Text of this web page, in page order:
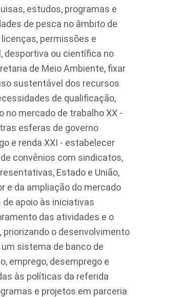
estudos, programas e
de pesca no âmbito de
permissões e
desportiva ou científica no
de Meio Ambiente, fixar
sustentável dos recursos
de qualificação,
mercado de trabalho XX -
esferas de governo
e renda XXI - estabelecer
convênios com sindicatos,
Estado e União,
e da ampliação do mercado
apoio às iniciativas
das atividades e o
o desenvolvimento
sistema de banco de
emprego, desemprego e
às políticas da referida
e projetos em parceria